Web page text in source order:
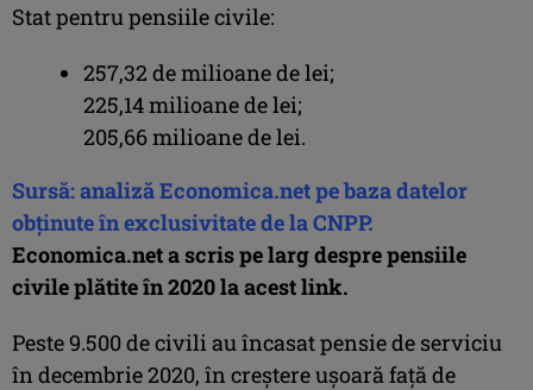
Stat pentru pensiile civile:
257,32 de milioane de lei;
225,14 milioane de lei;
205,66 milioane de lei.
Sursă: analiză Economica.net pe baza datelor
obţinute în exclusivitate de la CNPP.
Economica.net a scris pe larg despre pensiile
civile plătite în 2020 la acest link.
Peste 9.500 de civili au încasat pensie de serviciu
în decembrie 2020, în creştere uşoară faţă de